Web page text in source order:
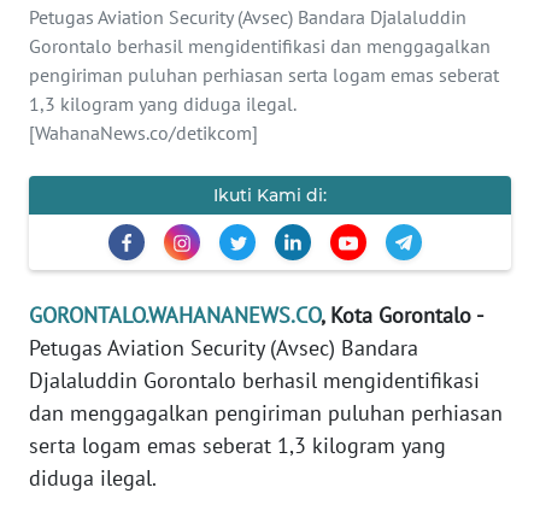
Petugas Aviation Security (Avsec) Bandara Djalaluddin
Gorontalo berhasil mengidentifikasi dan menggagalkan
pengiriman puluhan perhiasan serta logam emas seberat
1,3 kilogram yang diduga ilegal.
[WahanaNews.co/detikcom]
Ikuti Kami di:
GORONTALO.WAHANANEWS.CO, Kota Gorontalo -
Petugas Aviation Security (Avsec) Bandara
Djalaluddin Gorontalo berhasil mengidentifikasi
dan menggagalkan pengiriman puluhan perhiasan
serta logam emas seberat 1,3 kilogram yang
diduga ilegal.
INFO
IKLAN
TENTANG
KAMI
MEDIA
REDAKSI
KARIR
DISCLAIMER